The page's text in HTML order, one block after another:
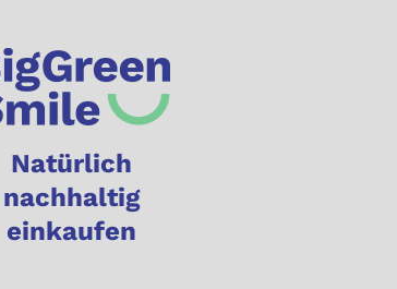
Natürlich
nachhaltig
einkaufen